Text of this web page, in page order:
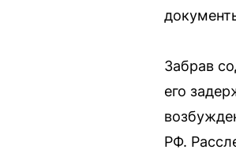
Забрав
его
РФ.